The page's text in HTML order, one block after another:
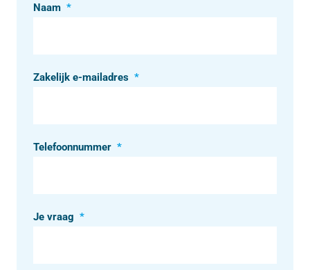
Naam *
Zakelijk e-mailadres *
Telefoonnummer *
Je vraag *